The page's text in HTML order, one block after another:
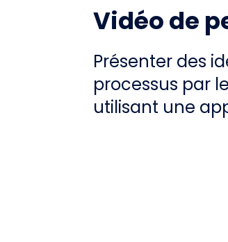
Vidéo de
Présenter des
processus par
utilisant une